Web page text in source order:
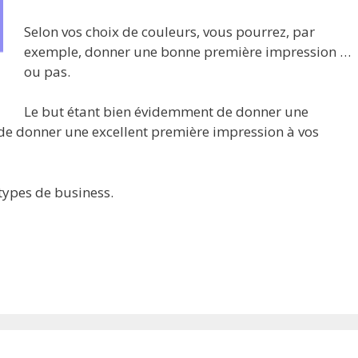
Selon vos choix de couleurs, vous pourrez, par
exemple, donner une bonne première impression …
ou pas.
Le but étant bien évidemment de donner une
donner une excellent première impression à vos
de business.